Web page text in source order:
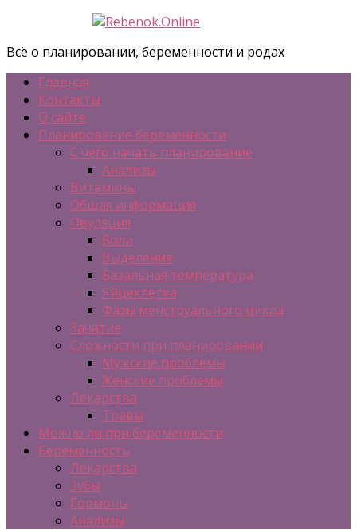
Всё о планировании, беременности и родах
Главная
Контакты
О сайте
Планирование беременности
С чего начать планирование
Анализы
Витамины
Общая информация
Овуляция
Боли
Выделения
Базальная температура
Яйцеклетка
Фазы менструального цикла
Зачатие
Сложности при планировании
Мужские проблемы
Женские проблемы
Лекарства
Травы
Можно ли при беременности
Беременность
Лекарства
Зубы
Гормоны
Анализы